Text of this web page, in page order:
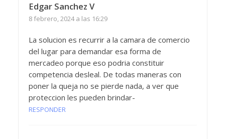
Edgar Sanchez V
8 febrero, 2024 a las 16:29
La solucion es recurrir a la camara de comercio
del lugar para demandar esa forma de
mercadeo porque eso podria constituir
competencia desleal. De todas maneras con
poner la queja no se pierde nada, a ver que
proteccion les pueden brindar-
RESPONDER